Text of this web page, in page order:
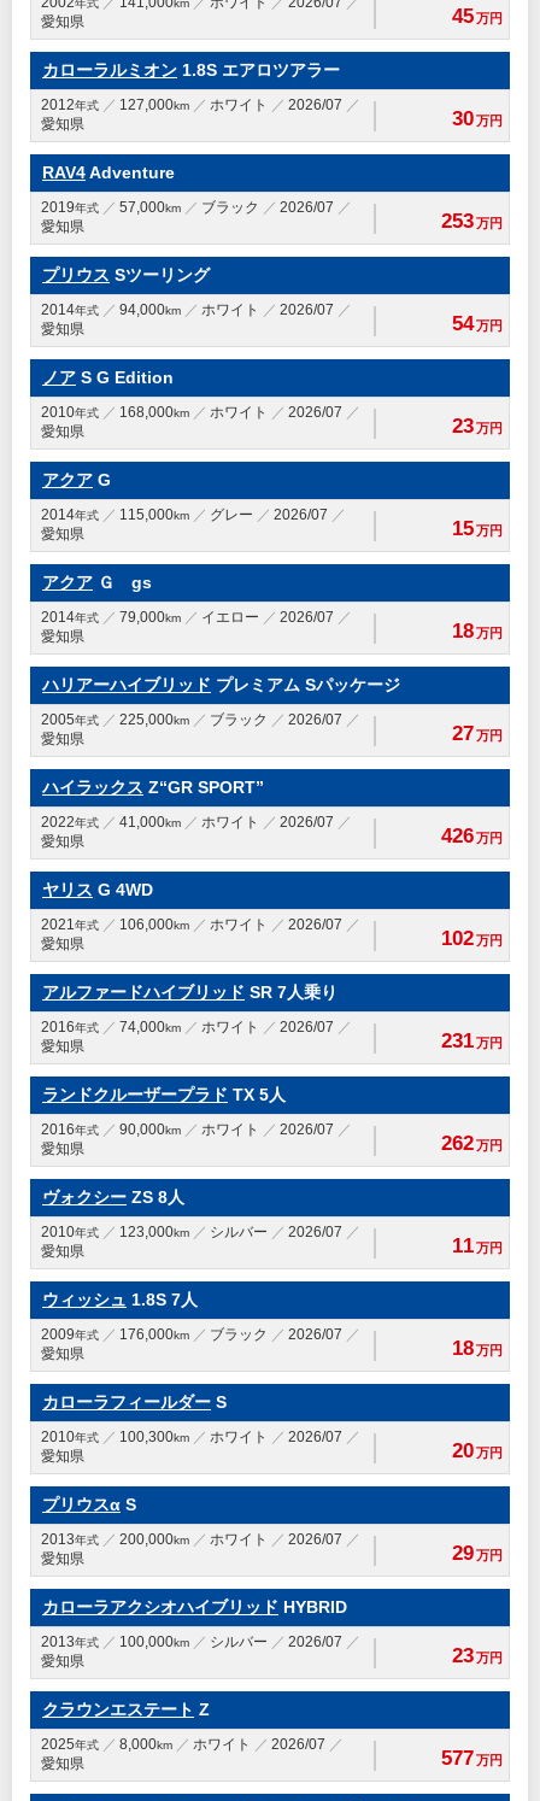
年式 km
愛知県
45万円
カローラルミオン 1.8S エアロツアラー
2012年式 127,000km ホワイト
2026/07
愛知県
30万円
RAV4Adventure
2019年式 57,000km ブラック
2026/07
愛知県
253万円
プリウス Sツーリング
2014年式 94,000km ホワイト
2026/07
愛知県
54万円
ノア S G Edition
2010年式 168,000km ホワイト
2026/07
愛知県
23万円
アクア G
2014年式 115,000km グレー
2026/07
愛知県
15万円
アクア Ｇ gs
2014年式 79,000km イエロー
2026/07
愛知県
18万円
ハリアーハイブリッド プレミアム Sパッケージ
2005年式 225,000km ブラック
2026/07
愛知県
27万円
ハイラックス Z“GR SPORT”
2022年式 41,000km ホワイト
2026/07
愛知県
426万円
ヤリス G 4WD
2021年式 106,000km ホワイト
2026/07
愛知県
102万円
アルファードハイブリッド SR 7人乗り
2016年式 74,000km ホワイト
2026/07
愛知県
231万円
ランドクルーザープラド TX 5人
2016年式 90,000km ホワイト
2026/07
愛知県
262万円
ヴォクシー ZS 8人
2010年式 123,000km シルバー
2026/07
愛知県
11万円
ウィッシュ 1.8S 7人
2009年式 176,000km ブラック
2026/07
愛知県
18万円
カローラフィールダー S
2010年式 100,300km ホワイト
2026/07
愛知県
20万円
プリウスα S
2013年式 200,000km ホワイト
2026/07
愛知県
29万円
カローラアクシオハイブリッド HYBRID
2013年式 100,000km シルバー
2026/07
愛知県
23万円
クラウンエステート Z
2025年式 8,000km ホワイト
2026/07
愛知県
577万円